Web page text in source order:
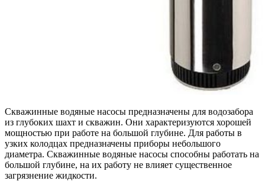
Скважинные водяные насосы предназначены для водозабора
из глубоких шахт и скважин. Они характеризуются хорошей
мощностью при работе на большой глубине. Для работы в
узких колодцах предназначены приборы небольшого
диаметра. Скважинные водяные насосы способны работать на
большой глубине, на их работу не влияет существенное
загрязнение жидкости.